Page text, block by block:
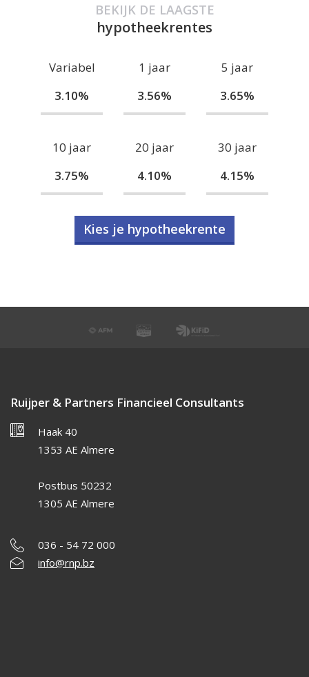
BEKIJK DE LAAGSTE
hypotheekrentes
Variabel
3.10%
1 jaar
3.56%
5 jaar
3.65%
10 jaar
3.75%
20 jaar
4.10%
30 jaar
4.15%
Kies je hypotheekrente
Ruijper & Partners Financieel Consultants
Haak 40
1353 AE Almere
Postbus 50232
1305 AE Almere
036 - 54 72 000
info@rnp.bz